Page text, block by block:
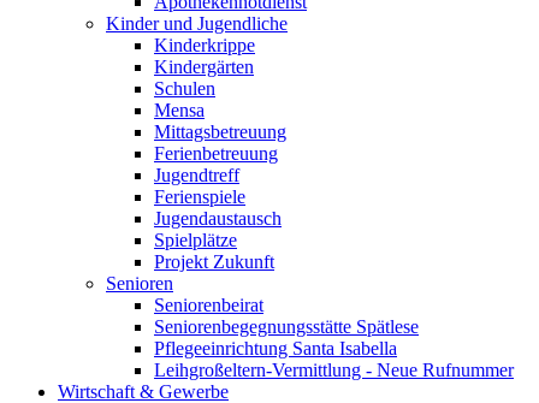
Kinder und Jugendliche
Kinderkrippe
Kindergärten
Schulen
Mensa
Mittagsbetreuung
Ferienbetreuung
Jugendtreff
Ferienspiele
Jugendaustausch
Spielplätze
Projekt Zukunft
Senioren
Seniorenbeirat
Seniorenbegegnungsstätte Spätlese
Pflegeeinrichtung Santa Isabella
Leihgroßeltern-Vermittlung - Neue Rufnummer
Wirtschaft & Gewerbe